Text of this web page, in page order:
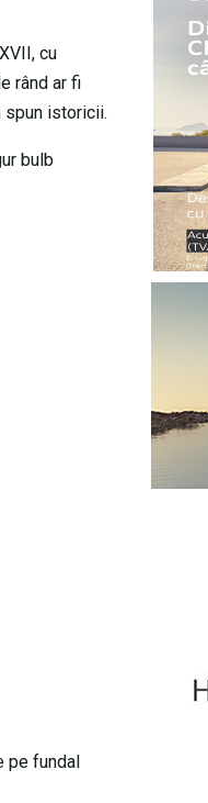
cu
rând ar fi
spun istoricii.
bulb
pe fundal